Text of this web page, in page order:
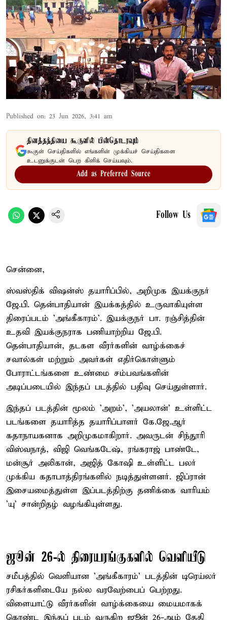
Published on: 23 Jun 2026, 3:41 am
தினத்தந்தியை கூகுளில் பின்தொடரவும்
கூகுள் செய்திகளில் எங்களின் முக்கியச் செய்திகளை
உடனுக்குடன் பெற கிளிக் செய்யவும்.
Add as Preferred Source
Follow Us
சென்னை,
ஸ்வஸ்திக் விஷன்ஸ் தயாரிப்பில், அறிமுக இயக்குநர்
ஜே.பி. தென்பாதியான் இயக்கத்தில் உருவாகியுள்ள
திரைப்படம் 'அங்கீகாரம்'. இயக்குநர் பா. ரஞ்சித்தின்
உதவி இயக்குநராக பணியாற்றிய ஜே.பி.
தென்பாதியான், தடகள வீரர்களின் வாழ்க்கைச்
சவால்கள் மற்றும் அவர்கள் எதிர்கொள்ளும்
போராட்டங்களை உண்மை சம்பவங்களின்
அடிப்படையில் இந்தப் படத்தில் பதிவு செய்துள்ளார்.
இந்தப் படத்தின் மூலம் 'அறம்', 'அயலான்' உள்ளிட்ட
படங்களை தயாரித்த தயாரிப்பாளர் கே.ஜே.ஆர்
கதாநாயகனாக அறிமுகமாகிறார். அவருடன் சிந்தூரி
விஸ்வநாத், விஜி வெங்கடேஷ், ரங்கராஜ் பாண்டே,
மன்சூர் அலிகான், அஜித் கோஷி உள்ளிட்ட பலர்
முக்கிய கதாபாத்திரங்களில் நடித்துள்ளனர். ஜிப்ரான்
இசையமைத்துள்ள இப்படத்திற்கு தணிக்கை வாரியம்
'யு' சான்றிதழ் வழங்கியுள்ளது.
ஜூன் 26-ல் திரையரங்குகளில் வெளியீடு
சமீபத்தில் வெளியான 'அங்கீகாரம்' படத்தின் டிரெய்லர்
ரசிகர்களிடையே நல்ல வரவேற்பைப் பெற்றது.
விளையாட்டு வீரர்களின் வாழ்க்கையை மையமாகக்
கொண்ட இந்தப் படம் வருகிற ஜூன் 26-ஆம் தேதி